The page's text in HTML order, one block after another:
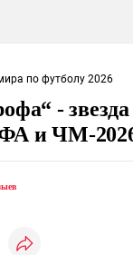
по футболу 2026
-
и ЧМ-